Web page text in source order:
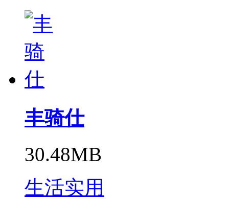
丰骑仕
30.48MB
生活实用